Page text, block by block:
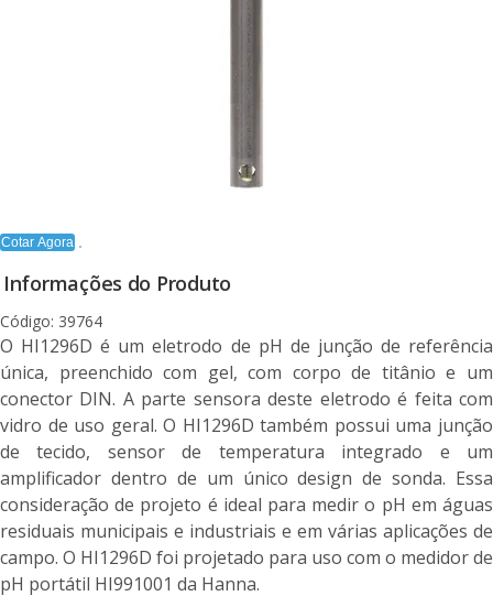
Cotar Agora
Informações do Produto
Código: 39764
O HI1296D é um eletrodo de pH de junção de referência
única, preenchido com gel, com corpo de titânio e um
conector DIN. A parte sensora deste eletrodo é feita com
vidro de uso geral. O HI1296D também possui uma junção
de tecido, sensor de temperatura integrado e um
amplificador dentro de um único design de sonda. Essa
consideração de projeto é ideal para medir o pH em águas
residuais municipais e industriais e em várias aplicações de
campo. O HI1296D foi projetado para uso com o medidor de
pH portátil HI991001 da Hanna.